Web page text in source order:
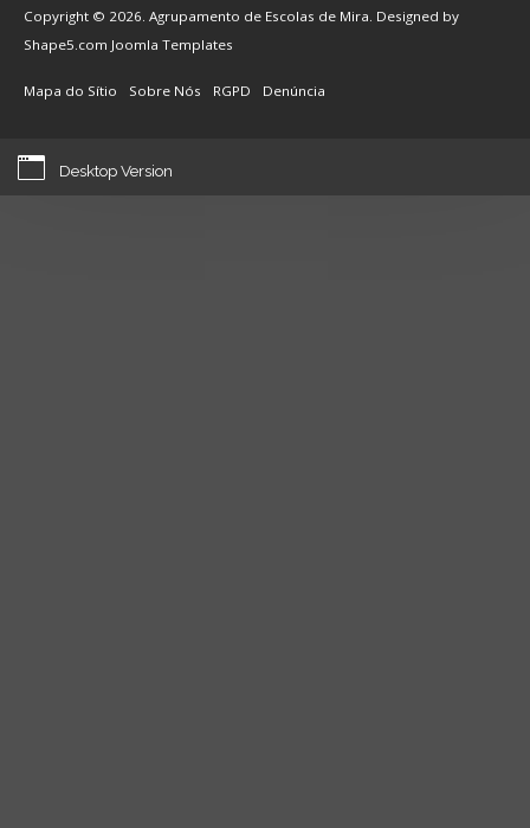
Copyright © 2026. Agrupamento de Escolas de Mira. Designed by
Shape5.com Joomla Templates
Mapa do Sítio Sobre Nós RGPD Denúncia
Desktop Version